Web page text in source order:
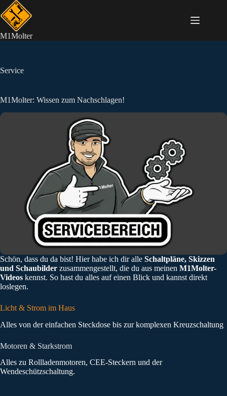
Zum
Inhalt
springen
M1Molter
Service
M1Molter: Wissen zum Nachschlagen!
Schön, dass du da bist! Hier habe ich dir alle Schaltpläne, Skizzen
und Schaubilder zusammengestellt, die du aus meinen M1Molter-
Videos kennst. So hast du alles auf einen Blick und kannst direkt
loslegen.
Licht & Strom im Haus
Alles von der einfachen Steckdose bis zur komplexen Kreuzschaltung
Motoren & Starkstrom
Alles zu Rollladenmotoren, CEE-Steckern und der
Wendeschützschaltung.